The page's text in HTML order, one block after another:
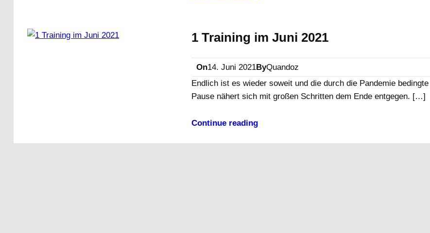
1 Training im Juni 2021
On14. Juni 2021ByQuandoz
Endlich ist es wieder soweit und die durch die Pandemie bedingte
Pause nähert sich mit großen Schritten dem Ende entgegen. […]
Continue reading